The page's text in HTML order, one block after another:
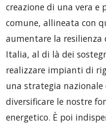
creazione di una vera e
comune, allineata con
aumentare la resilienza
Italia, al di là dei
realizzare impianti di
una strategia
diversificare le nostre
energetico. È poi